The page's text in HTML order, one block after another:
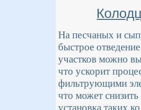
На песчаных и
быстрое
участков можно
что ускорит
фильтрующими
что может
установка таких